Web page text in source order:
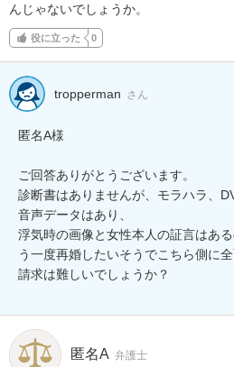
んじゃないでしょうか。
役に立った 0
tropperman さん
匿名A様
ご回答ありがとうございます。
診断書はありませんが、モラハラ、
音声データはあり、
浮気時の画像と女性本人の証言はあ
う一度再婚したいそうでこちら側に
請求は難しいでしょうか？
匿名A 弁護士